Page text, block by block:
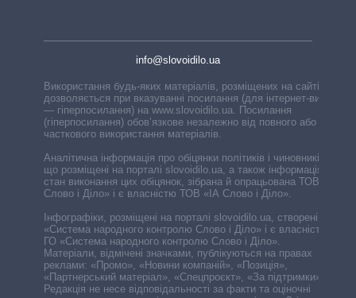
info@slovoidilo.ua
Використання будь-яких матеріалів, розміщених на сайті,
дозволяється при вказуванні посилання (для інтернет-видань
— гіперпосилання) на www.slovoidilo.ua. Посилання
(гіперпосилання) обов’язкове незалежно від повного або
часткового використання матеріалів.
Аналітична інформація про обіцянки політиків і чиновників,
що розміщені на порталі slovoidilo.ua, а також інформація про
стан виконання цих обіцянок, зібрана й опрацьована ТОВ «ІА
Слово і Діло» і є власністю ТОВ «ІА Слово і Діло».
Інфографіки, розміщені на порталі slovoidilo.ua, створені ГО
«Система народного контролю Слово і Діло» і є власністю
ГО «Система народного контролю Слово і Діло».
Матеріали, відмічені значками, публікуються на правах
реклами: «Промо», «Новини компаній», «Позиція»,
«Партнерський матеріал», «Спецпроєкт», «За підтримки».
Редакція не несе відповідальності за факти та оціночні